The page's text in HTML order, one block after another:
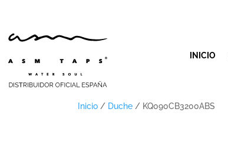
INICIO
Inicio / Duche / KQ090CB3200ABS